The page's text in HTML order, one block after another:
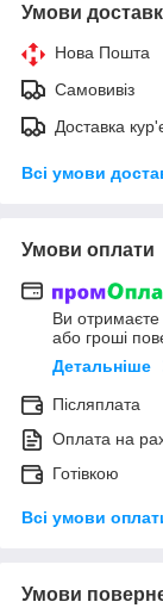
Умови
Нова Пошта
Самовивіз
Доставка
Всі умови
Умови оплати
Ви
або гроші
Детальніше
Післяплата
Оплата на
Готівкою
Всі умови
Умови